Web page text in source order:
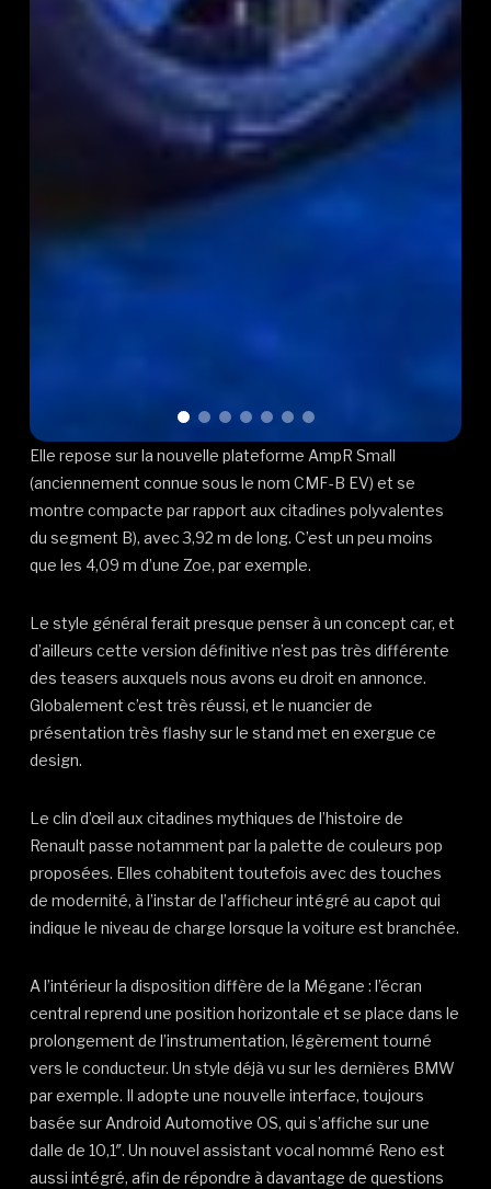
Elle repose sur la nouvelle plateforme AmpR Small
(anciennement connue sous le nom CMF-B EV) et se
montre compacte par rapport aux citadines polyvalentes
du segment B), avec 3,92 m de long. C’est un peu moins
que les 4,09 m d’une Zoe, par exemple.
Le style général ferait presque penser à un concept car, et
d’ailleurs cette version définitive n’est pas très différente
des teasers auxquels nous avons eu droit en annonce.
Globalement c’est très réussi, et le nuancier de
présentation très flashy sur le stand met en exergue ce
design.
Le clin d’œil aux citadines mythiques de l’histoire de
Renault passe notamment par la palette de couleurs pop
proposées. Elles cohabitent toutefois avec des touches
de modernité, à l’instar de l’afficheur intégré au capot qui
indique le niveau de charge lorsque la voiture est branchée.
A l’intérieur la disposition diffère de la Mégane : l’écran
central reprend une position horizontale et se place dans le
prolongement de l’instrumentation, légèrement tourné
vers le conducteur. Un style déjà vu sur les dernières BMW
par exemple. Il adopte une nouvelle interface, toujours
basée sur Android Automotive OS, qui s’affiche sur une
dalle de 10,1″. Un nouvel assistant vocal nommé Reno est
aussi intégré, afin de répondre à davantage de questions